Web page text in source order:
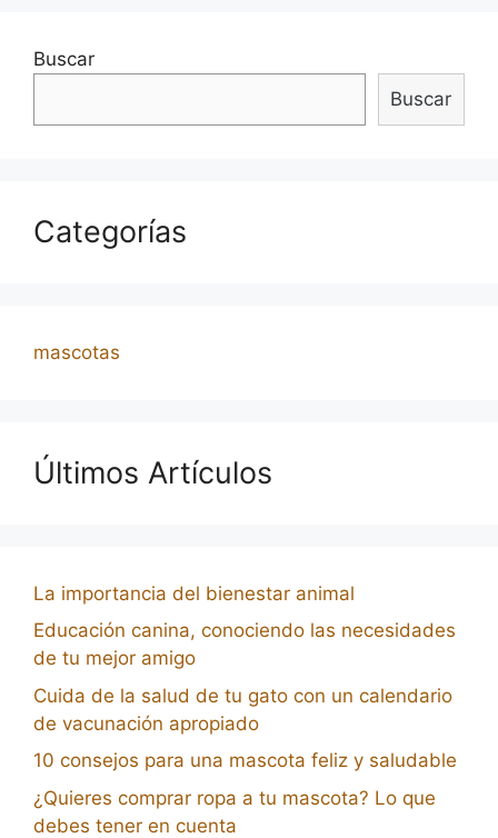
Buscar
Buscar
Categorías
mascotas
Últimos Artículos
La importancia del bienestar animal
Educación canina, conociendo las necesidades
de tu mejor amigo
Cuida de la salud de tu gato con un calendario
de vacunación apropiado
10 consejos para una mascota feliz y saludable
¿Quieres comprar ropa a tu mascota? Lo que
debes tener en cuenta